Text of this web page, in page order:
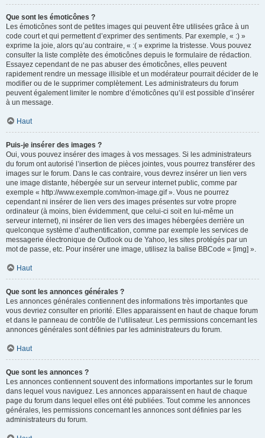
Que sont les émoticônes ?
Les émoticônes sont de petites images qui peuvent être utilisées grâce à un
code court et qui permettent d’exprimer des sentiments. Par exemple, « :) »
exprime la joie, alors qu’au contraire, « :( » exprime la tristesse. Vous pouvez
consulter la liste complète des émoticônes depuis le formulaire de rédaction.
Essayez cependant de ne pas abuser des émoticônes, elles peuvent
rapidement rendre un message illisible et un modérateur pourrait décider de le
modifier ou de le supprimer complètement. Les administrateurs du forum
peuvent également limiter le nombre d’émoticônes qu’il est possible d’insérer
à un message.
Haut
Puis-je insérer des images ?
Oui, vous pouvez insérer des images à vos messages. Si les administrateurs
du forum ont autorisé l’insertion de pièces jointes, vous pourrez transférer des
images sur le forum. Dans le cas contraire, vous devrez insérer un lien vers
une image distante, hébergée sur un serveur internet public, comme par
exemple « http://www.exemple.com/mon-image.gif ». Vous ne pourrez
cependant ni insérer de lien vers des images présentes sur votre propre
ordinateur (à moins, bien évidemment, que celui-ci soit en lui-même un
serveur internet), ni insérer de lien vers des images hébergées derrière un
quelconque système d’authentification, comme par exemple les services de
messagerie électronique de Outlook ou de Yahoo, les sites protégés par un
mot de passe, etc. Pour insérer une image, utilisez la balise BBCode « [img] ».
Haut
Que sont les annonces générales ?
Les annonces générales contiennent des informations très importantes que
vous devriez consulter en priorité. Elles apparaissent en haut de chaque forum
et dans le panneau de contrôle de l’utilisateur. Les permissions concernant les
annonces générales sont définies par les administrateurs du forum.
Haut
Que sont les annonces ?
Les annonces contiennent souvent des informations importantes sur le forum
dans lequel vous naviguez. Les annonces apparaissent en haut de chaque
page du forum dans lequel elles ont été publiées. Tout comme les annonces
générales, les permissions concernant les annonces sont définies par les
administrateurs du forum.